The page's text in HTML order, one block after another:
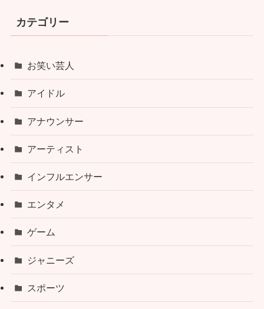
カテゴリー
お笑い芸人
アイドル
アナウンサー
アーティスト
インフルエンサー
エンタメ
ゲーム
ジャニーズ
スポーツ